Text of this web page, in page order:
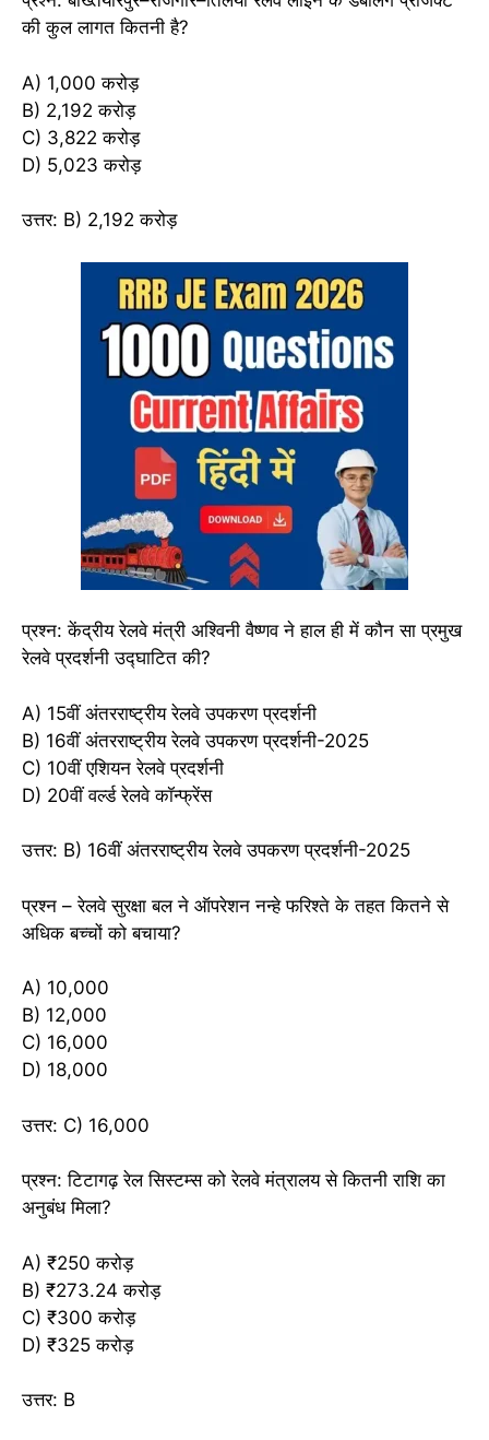
की कुल लागत कितनी है?
A) 1,000 करोड़
B) 2,192 करोड़
C) 3,822 करोड़
D) 5,023 करोड़
उत्तर: B) 2,192 करोड़
प्रश्न: केंद्रीय रेलवे मंत्री अश्विनी वैष्णव ने हाल ही में कौन सा प्रमुख
रेलवे प्रदर्शनी उद्घाटित की?
A) 15वीं अंतरराष्ट्रीय रेलवे उपकरण प्रदर्शनी
B) 16वीं अंतरराष्ट्रीय रेलवे उपकरण प्रदर्शनी-2025
C) 10वीं एशियन रेलवे प्रदर्शनी
D) 20वीं वर्ल्ड रेलवे कॉन्फ्रेंस
उत्तर: B) 16वीं अंतरराष्ट्रीय रेलवे उपकरण प्रदर्शनी-2025
प्रश्न – रेलवे सुरक्षा बल ने ऑपरेशन नन्हे फरिश्ते के तहत कितने से
अधिक बच्चों को बचाया?
A) 10,000
B) 12,000
C) 16,000
D) 18,000
उत्तर: C) 16,000
प्रश्न: टिटागढ़ रेल सिस्टम्स को रेलवे मंत्रालय से कितनी राशि का
अनुबंध मिला?
A) ₹250 करोड़
B) ₹273.24 करोड़
C) ₹300 करोड़
D) ₹325 करोड़
उत्तर: B